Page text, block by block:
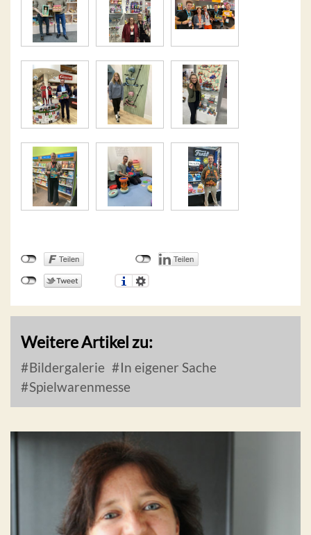
Weitere Artikel zu:
Bildergalerie
In eigener Sache
Spielwarenmesse